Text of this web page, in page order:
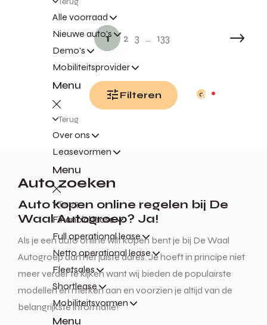
Alle voorraad
Nieuwe auto's
Demo's
Mobiliteitsprovider
Menu
Terug
Over ons
Leasevormen
Menu
Terug
Financial lease
Full operational lease
Netto operational lease
Fleetsales
Shortlease
Mobiliteitsvormen
Menu
0
1 2 3 ... 133
Filteren
Auto zoeken
Auto kopen online regelen bij De
Waal Autogroep? Ja!
Als je een auto online wilt kopen bent je bij De Waal
Autogroep aan het juiste adres. Je hoeft in principe niet
meer verder te kijken want wij bieden de populairste
modellen en merken aan en voorzien je altijd van de
belangrijkste informatie!